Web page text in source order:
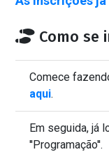
Como se
Comece
aqui.
Em seguida, já
''Programação''.